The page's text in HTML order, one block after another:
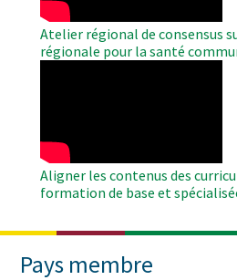
Atelier régional de consensus
régionale pour la santé
Aligner les contenus des
formation de base et
Pays membre